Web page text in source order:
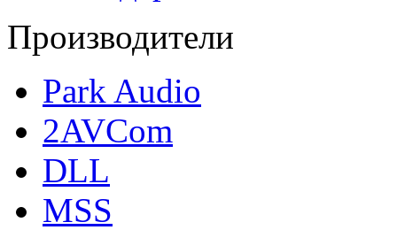
Производители
Park Audio
2AVCom
DLL
MSS